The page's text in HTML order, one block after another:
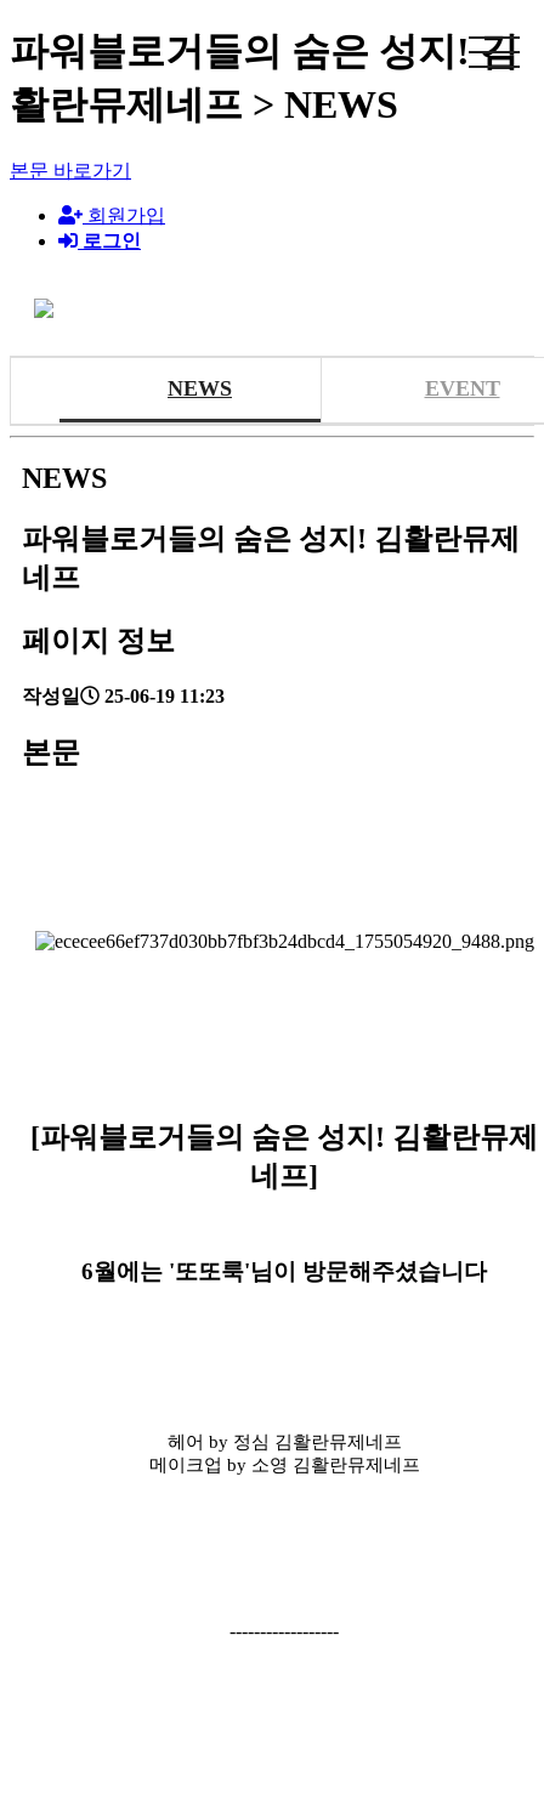
파워블로거들의 숨은 성지! 김
활란뮤제네프 > NEWS
본문 바로가기
회원가입
로그인
NEWS EVENT
NEWS
파워블로거들의 숨은 성지! 김활란뮤제
네프
페이지 정보
작성일 25-06-19 11:23
본문
[파워블로거들의 숨은 성지! 김활란뮤제
네프]
6월에는 '또또룩'님이 방문해주셨습니다
헤어 by 정심 김활란뮤제네프
메이크업 by 소영 김활란뮤제네프
------------------